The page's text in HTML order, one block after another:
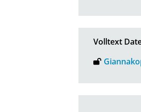
Volltext